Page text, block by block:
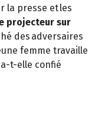
la presse et les
projecteur sur
des adversaires
femme travaille
t-elle confié